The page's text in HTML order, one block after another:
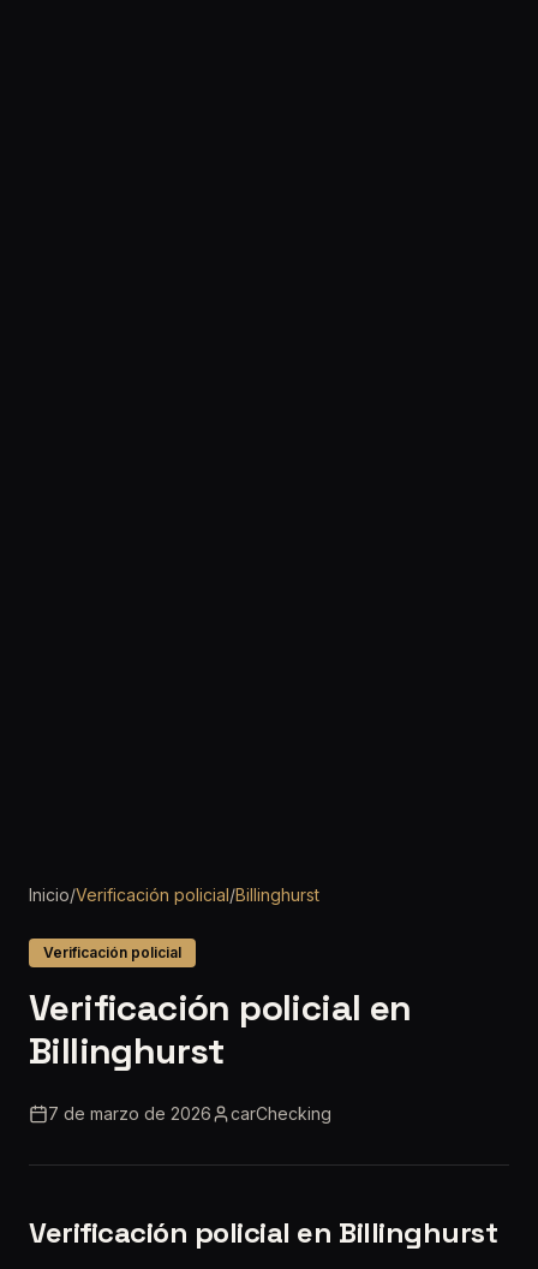
Inicio/Verificación policial/Billinghurst
Verificación policial
Verificación policial en
Billinghurst
7 de marzo de 2026 carChecking
Verificación policial en Billinghurst